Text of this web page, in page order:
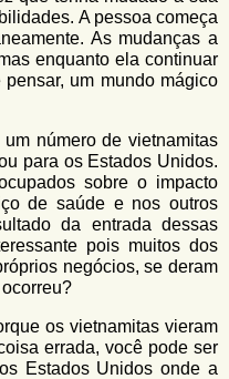
A pessoa começa
As mudanças a
enquanto ela continuar
um mundo mágico
número de vietnamitas
para os Estados Unidos.
sobre o impacto
de saúde e nos outros
da entrada dessas
pois muitos dos
negócios, se deram
os vietnamitas vieram
errada, você pode ser
Estados Unidos onde a